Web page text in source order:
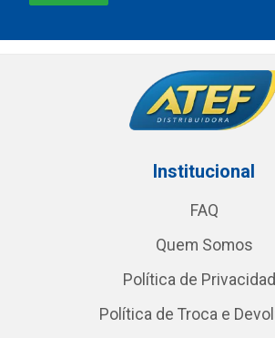
Institucional
FAQ
Quem Somos
Política de
Política de Troca e